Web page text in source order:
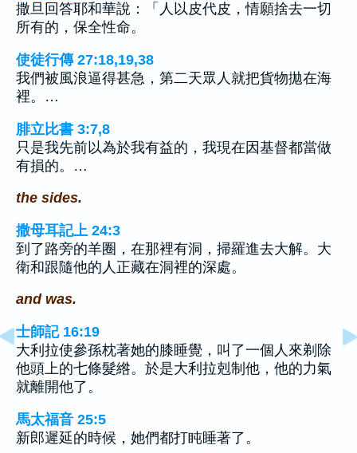
撒旦回答耶和華說：「人以皮代皮，情願捨去一切
所有的，保全性命。
使徒行傳 27:18,19,38
我們被風浪逼得甚急，第二天眾人就把貨物拋在海
裡。…
腓立比書 3:7,8
只是我先前以為於我有益的，我現在因基督都當做
有損的。…
the sides.
撒母耳記上 24:3
到了路旁的羊圈，在那裡有洞，掃羅進去大解。大
衛和跟隨他的人正藏在洞裡的深處。
and was.
士師記 16:19
大利拉使參孫枕著她的膝睡覺，叫了一個人來剃除
他頭上的七條髮綹。於是大利拉剋制他，他的力氣
就離開他了。
馬太福音 25:5
新郎遲延的時候，她們都打盹睡著了。